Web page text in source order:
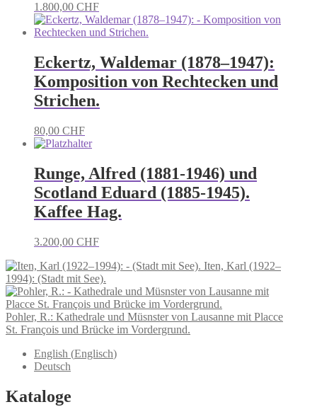
1.800,00 CHF
Eckertz, Waldemar (1878–1947):
Komposition von Rechtecken und
Strichen.
80,00 CHF
Runge, Alfred (1881-1946) und
Scotland Eduard (1885-1945).
Kaffee Hag.
3.200,00 CHF
Iten, Karl (1922–
1994): (Stadt mit See).
Pohler, R.: Kathedrale und Müsnster von Lausanne mit Placce
St. François und Brücke im Vordergrund.
English (Englisch)
Deutsch
Kataloge